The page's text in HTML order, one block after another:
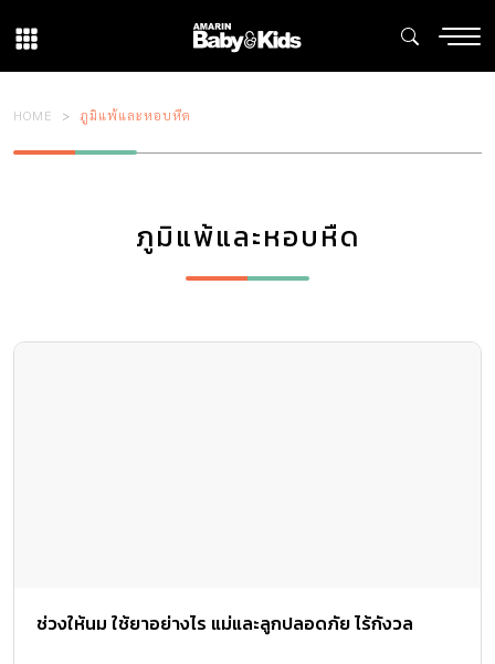
HOME ภูมิแพ้และหอบหืด
ภูมิแพ้และหอบหืด
ช่วงให้นม ใช้ยาอย่างไร แม่และลูกปลอดภัย ไร้กังวล